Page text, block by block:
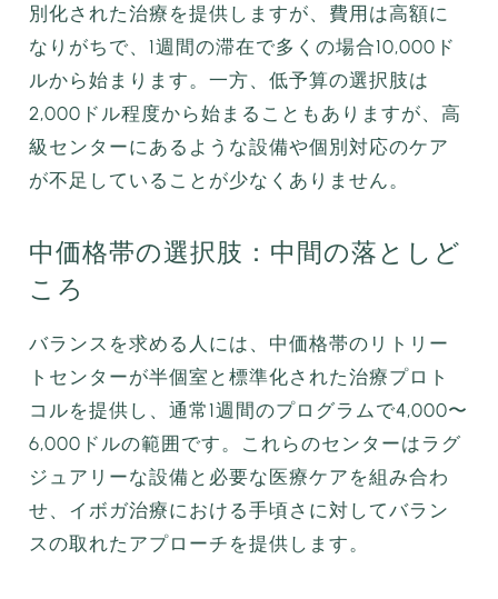
別化された治療を提供しますが、費用は高額に
なりがちで、1週間の滞在で多くの場合10,000ド
ルから始まります。一方、低予算の選択肢は
2,000ドル程度から始まることもありますが、高
級センターにあるような設備や個別対応のケア
が不足していることが少なくありません。
中価格帯の選択肢：中間の落としど
ころ
バランスを求める人には、中価格帯のリトリー
トセンターが半個室と標準化された治療プロト
コルを提供し、通常1週間のプログラムで4,000〜
6,000ドルの範囲です。これらのセンターはラグ
ジュアリーな設備と必要な医療ケアを組み合わ
せ、イボガ治療における手頃さに対してバラン
スの取れたアプローチを提供します。